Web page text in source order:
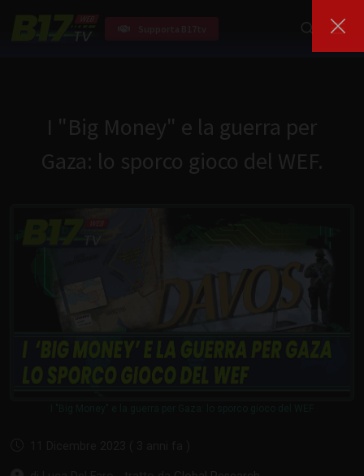
I "Big Money" e la guerra per
Gaza: lo sporco gioco del WEF.